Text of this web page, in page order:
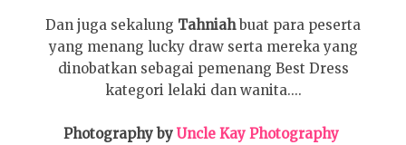
Dan juga sekalung Tahniahbuat para peserta
yang menang lucky draw serta mereka yang
dinobatkan sebagai pemenang Best Dress
kategori lelaki dan wanita....
Photography by Uncle Kay Photography